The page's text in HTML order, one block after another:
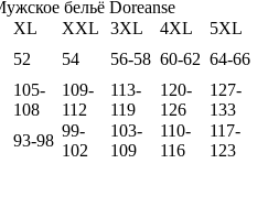
XL XXL 3XL 4XL
5XL
52 54 56-58 60-62 64-66
105-
108
109-
112
113-
119
120-
126
127-
133
93-98
99-
102
103-
109
110-
116
117-
123